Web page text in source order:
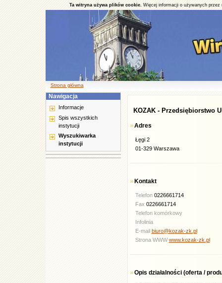
Ta witryna używa plików cookie. Więcej informacji o używanych
Strona główna
Nawigacja
Informacje
Spis wszystkich
instytucji
Wyszukiwarka
instytucji
KOZAK - Przedsiębiorstwo
Adres
Łęgi 2
01-329 Warszawa
Kontakt
Telefon0226661714
Fax 0226661714
Telefon komórkowy
Infolinia
E-mail biuro@kozak-zk.pl
Strona WWW www.kozak-zk.pl
Opis działalności (oferta /